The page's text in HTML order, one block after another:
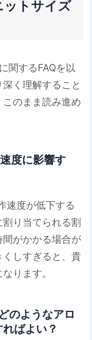
ットサイズ
関するFAQを以
く理解すること
のまま読み進め
度に影響す
速度が低下する
り当てられる割
がかかる場合が
しすぎると、貴
ります。
のようなアロ
ばよい？